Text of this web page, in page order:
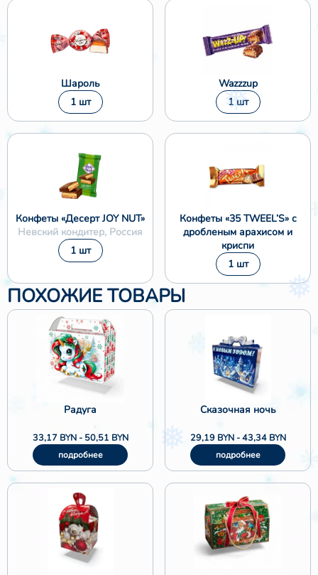
Шароль
1 шт
Wazzzup
1 шт
Конфеты «Десерт JOY NUT»
Невский кондитер, Россия
1 шт
Конфеты «35 TWEEL’S» с
дробленым арахисом и
криспи
1 шт
ПОХОЖИЕ ТОВАРЫ
Радуга
33,17 BYN - 50,51 BYN
подробнее
Сказочная ночь
29,19 BYN -43,34 BYN
подробнее
❄
❅